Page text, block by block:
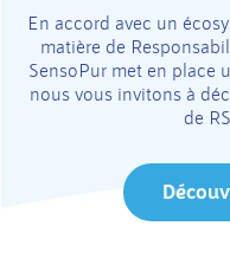
En accord avec un
matière de
SensoPur met en place
nous vous invitons à
de